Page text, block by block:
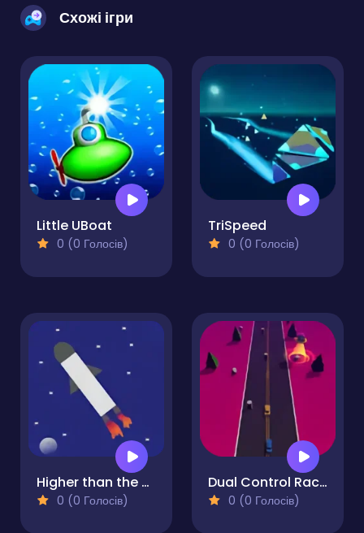
Схожі ігри
Little UBoat
0 (0 Голосів)
TriSpeed
0 (0 Голосів)
Higher than the Highest
0 (0 Голосів)
Dual Control Racing
0 (0 Голосів)